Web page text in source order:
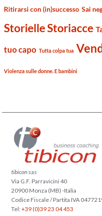
Ritirarsi con (in)successo Sai
Storielle Storiacce
tuo capo Tutta colpa tua
Violenza sulle donne. E bambini
tibicon sas
Via G.F. Parravicini 40
20900 Monza (MB) -Italia
Codice Fiscale / Partita IVA
Tel:+39 (0)39 23 04 453